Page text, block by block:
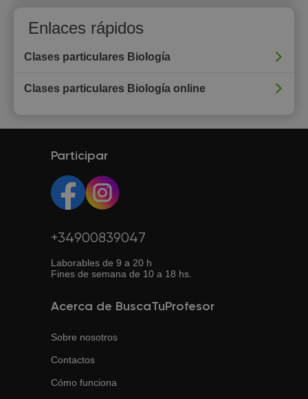
Enlaces rápidos
Clases particulares Biología
Clases particulares Biología online
Participar
+34900839047
Laborables de 9 a 20 h
Fines de semana de 10 a 18 hs.
Acerca de BuscaTuProfesor
Sobre nosotros
Contactos
Cómo funciona